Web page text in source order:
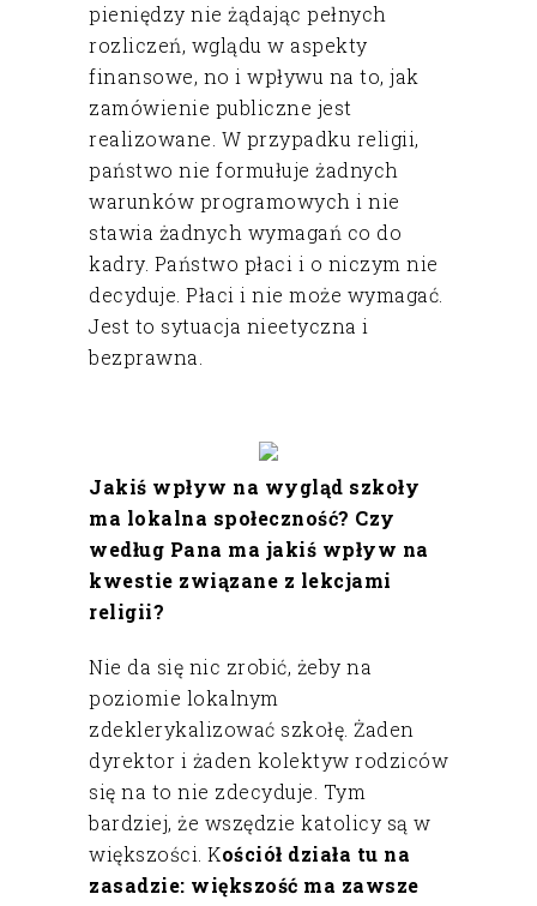
pieniędzy nie żądając pełnych
rozliczeń, wglądu w aspekty
finansowe, no i wpływu na to, jak
zamówienie publiczne jest
realizowane. W przypadku religii,
państwo nie formułuje żadnych
warunków programowych i nie
stawia żadnych wymagań co do
kadry. Państwo płaci i o niczym nie
decyduje. Płaci i nie może wymagać.
Jest to sytuacja nieetyczna i
bezprawna.
Jakiś wpływ na wygląd szkoły
ma lokalna społeczność? Czy
według Pana ma jakiś wpływ na
kwestie związane z lekcjami
religii?
Nie da się nic zrobić, żeby na
poziomie lokalnym
zdeklerykalizować szkołę. Żaden
dyrektor i żaden kolektyw rodziców
się na to nie zdecyduje. Tym
bardziej, że wszędzie katolicy są w
większości. Kościół działa tu na
zasadzie: większość ma zawsze